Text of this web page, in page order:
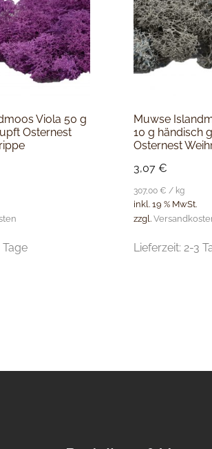
Viola 50 g
Osternest
Tage
Muwse
10 g händisch
Osternest
3,07 €
307,00 € / kg
inkl. 19 % MwSt.
zzgl.
Lieferzeit: 2-3